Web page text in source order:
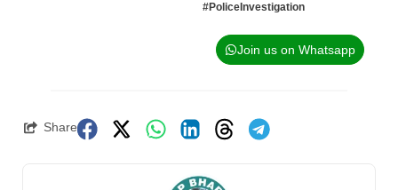
#PoliceInvestigation
Join us on Whatsapp
Share